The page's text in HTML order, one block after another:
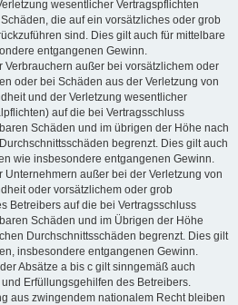
wesentlicher Vertragspflichten
die auf ein vorsätzliches oder grob
sind. Dies gilt auch für mittelbare
entgangenen Gewinn.
Verbrauchern außer bei vorsätzlichem oder
oder bei Schäden aus der Verletzung von
und der Verletzung wesentlicher
auf die bei Vertragsschluss
Schäden und im übrigen der Höhe nach
begrenzt. Dies gilt auch
wie insbesondere entgangenen Gewinn.
Unternehmern außer bei der Verletzung von
oder vorsätzlichem oder grob
Betreibers auf die bei Vertragsschluss
Schäden und im Übrigen der Höhe
Durchschnittsschäden begrenzt. Dies gilt
insbesondere entgangenen Gewinn.
Absätze a bis c gilt sinngemäß auch
Erfüllungsgehilfen des Betreibers.
aus zwingendem nationalem Recht bleiben